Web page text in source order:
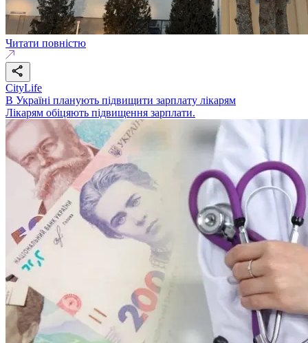
Читати повністю
CityLife
В Україні планують підвищити зарплату лікарям
Лікарям обіцяють підвищення зарплати.